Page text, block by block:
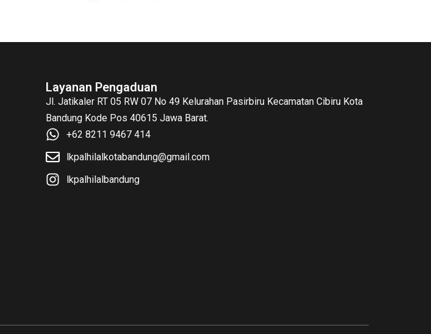
Layanan Pengaduan
Jl. Jatikaler RT 05 RW 07 No 49 Kelurahan Pasirbiru Kecamatan Cibiru Kota
Bandung Kode Pos 40615 Jawa Barat.
+62 8211 9467 414
lkpalhilalkotabandung@gmail.com
lkpalhilalbandung